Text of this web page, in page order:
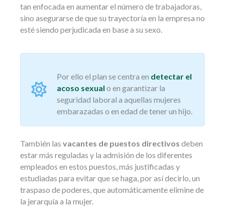
tan enfocada en aumentar el número de trabajadoras,
sino asegurarse de que su trayectoría en la empresa no
esté siendo perjudicada en base a su sexo.
Por ello el plan se centra en detectar el
acoso sexual o en garantizar la
seguridad laboral a aquellas mujeres
embarazadas o en edad de tener un hijo.
También las vacantes de puestos directivos deben
estar más reguladas y la admisión de los diferentes
empleados en estos puestos, más justificadas y
estudiadas para evitar que se haga, por así decirlo, un
traspaso de poderes, que automáticamente elimine de
la jerarquía a la mujer.